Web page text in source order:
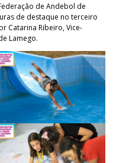
de Andebol de
de destaque no terceiro
Catarina Ribeiro, Vice-
Lamego.